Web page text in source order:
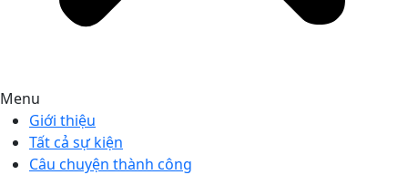
Menu
Giới thiệu
Tất cả sự kiện
Câu chuyện thành công